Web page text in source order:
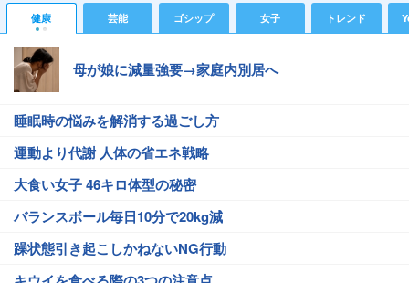
健康 芸能 ゴシップ 女子 トレンド
母が娘に減量強要→家庭内別居へ
睡眠時の悩みを解消する過ごし方
運動より代謝 人体の省エネ戦略
大食い女子 46キロ体型の秘密
バランスボール毎日10分で20kg減
躁状態引き起こしかねないNG行動